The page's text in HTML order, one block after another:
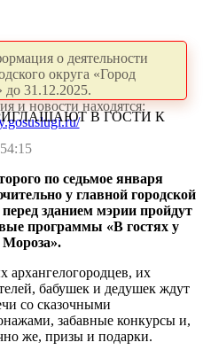
о деятельности
округа «Город
до 31.12.2025.
и новости находятся:
В ГОСТИ К
по седьмое января
у главной городской
зданием мэрии пройдут
программы «В гостях у
Мороза».
их
бабушек и дедушек ждут
со сказочными
забавные конкурсы и,
же, призы и подарки.